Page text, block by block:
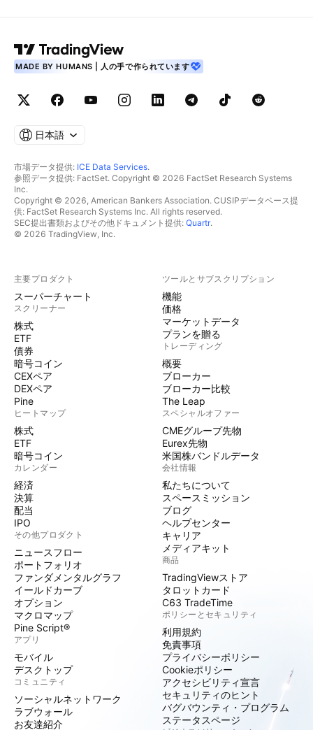
MADE BY HUMANS | 人の手で作られています
日本語
市場データ提供: ICE Data Services.
参照データ提供: FactSet. Copyright © 2026 FactSet Research Systems
Inc.
Copyright © 2026, American Bankers Association. CUSIPデータベース提
供: FactSet Research Systems Inc. All rights reserved.
SEC提出書類およびその他ドキュメント提供: Quartr.
© 2026 TradingView, Inc.
主要プロダクト
スーパーチャート
スクリーナー
株式
ETF
債券
暗号コイン
CEXペア
DEXペア
Pine
ヒートマップ
株式
ETF
暗号コイン
カレンダー
経済
決算
配当
IPO
その他プロダクト
ニュースフロー
ポートフォリオ
ファンダメンタルグラフ
イールドカーブ
オプション
マクロマップ
Pine Script®
アプリ
モバイル
デスクトップ
コミュニティ
ソーシャルネットワーク
ラブウォール
お友達紹介
ツールとサブスクリプション
機能
価格
マーケットデータ
プランを贈る
トレーディング
概要
ブローカー
ブローカー比較
The Leap
スペシャルオファー
CMEグループ先物
Eurex先物
米国株バンドルデータ
会社情報
私たちについて
スペースミッション
ブログ
ヘルプセンター
キャリア
メディアキット
商品
TradingViewストア
タロットカード
C63 TradeTime
ポリシーとセキュリティ
利用規約
免責事項
プライバシーポリシー
Cookieポリシー
アクセシビリティ宣言
セキュリティのヒント
バグバウンティ・プログラム
ステータスページ